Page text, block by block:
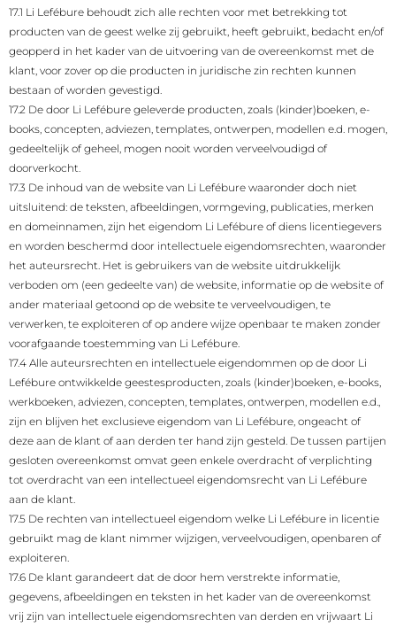
17.1 Li Lefébure behoudt zich alle rechten voor met betrekking tot
producten van de geest welke zij gebruikt, heeft gebruikt, bedacht en/of
geopperd in het kader van de uitvoering van de overeenkomst met de
klant, voor zover op die producten in juridische zin rechten kunnen
bestaan of worden gevestigd.
17.2 De door Li Lefébure geleverde producten, zoals (kinder)boeken, e-
books, concepten, adviezen, templates, ontwerpen, modellen e.d. mogen,
gedeeltelijk of geheel, mogen nooit worden verveelvoudigd of
doorverkocht.
17.3 De inhoud van de website van Li Lefébure waaronder doch niet
uitsluitend: de teksten, afbeeldingen, vormgeving, publicaties, merken
en domeinnamen, zijn het eigendom Li Lefébure of diens licentiegevers
en worden beschermd door intellectuele eigendomsrechten, waaronder
het auteursrecht. Het is gebruikers van de website uitdrukkelijk
verboden om (een gedeelte van) de website, informatie op de website of
ander materiaal getoond op de website te verveelvoudigen, te
verwerken, te exploiteren of op andere wijze openbaar te maken zonder
voorafgaande toestemming van Li Lefébure.
17.4 Alle auteursrechten en intellectuele eigendommen op de door Li
Lefébure ontwikkelde geestesproducten, zoals (kinder)boeken, e-books,
werkboeken, adviezen, concepten, templates, ontwerpen, modellen e.d.,
zijn en blijven het exclusieve eigendom van Li Lefébure, ongeacht of
deze aan de klant of aan derden ter hand zijn gesteld. De tussen partijen
gesloten overeenkomst omvat geen enkele overdracht of verplichting
tot overdracht van een intellectueel eigendomsrecht van Li Lefébure
aan de klant.
17.5 De rechten van intellectueel eigendom welke Li Lefébure in licentie
gebruikt mag de klant nimmer wijzigen, verveelvoudigen, openbaren of
exploiteren.
17.6 De klant garandeert dat de door hem verstrekte informatie,
gegevens, afbeeldingen en teksten in het kader van de overeenkomst
vrij zijn van intellectuele eigendomsrechten van derden en vrijwaart Li